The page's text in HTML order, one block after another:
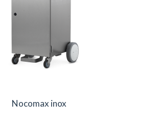
Nocomax inox